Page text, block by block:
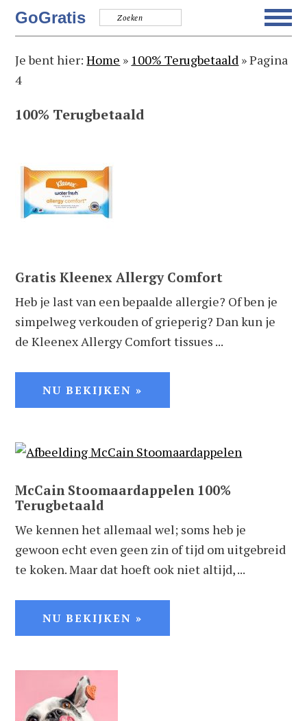
Spring
hoofdnavigatie
Door
hoofd
inhoud
Spring
eerste
sidebar
Spring
voettekst
GoGratis
Je bent hier:Home » 100% Terugbetaald »Pagina
4
100% Terugbetaald
Gratis Kleenex Allergy Comfort
Heb je last van een bepaalde allergie? Of ben je
simpelweg verkouden of grieperig? Dan kun je
de Kleenex Allergy Comfort tissues ...
NU BEKIJKEN »
McCain Stoomaardappelen 100%
Terugbetaald
We kennen het allemaal wel; soms heb je
gewoon echt even geen zin of tijd om uitgebreid
te koken. Maar dat hoeft ook niet altijd, ...
NU BEKIJKEN »